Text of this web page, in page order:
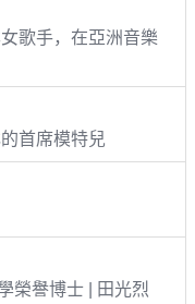
歌手，在亞洲音樂
首席模特兒
榮譽博士 | 田光烈